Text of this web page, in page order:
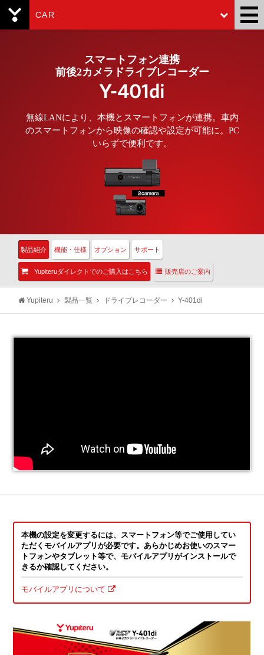
CAR
スマートフォン連携
前後2カメラドライブレコーダー
Y-401di
無線LANにより、本機とスマートフォンが連携。車内
のスマートフォンから映像の確認や設定が可能に。PC
いらずで便利です。
製品紹介 機能・仕様 オプション サポート
Yupiteruダイレクトでのご購入はこちら 販売店のご案内
Yupiteru 製品一覧 ドライブレコーダー Y-401di
本機の設定を変更するには、スマートフォン等でご使用してい
ただくモバイルアプリが必要です。あらかじめお使いのスマー
トフォンやタブレット等で、モバイルアプリがインストールで
きるか確認してください。
モバイルアプリについて